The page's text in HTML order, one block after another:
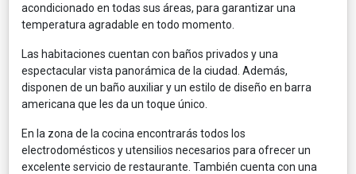
acondicionado en todas sus áreas, para garantizar una
temperatura agradable en todo momento.
Las habitaciones cuentan con baños privados y una
espectacular vista panorámica de la ciudad. Además,
disponen de un baño auxiliar y un estilo de diseño en barra
americana que les da un toque único.
En la zona de la cocina encontrarás todos los
electrodomésticos y utensilios necesarios para ofrecer un
excelente servicio de restaurante. También cuenta con una